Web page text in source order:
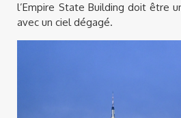
l’Empire State Building doit être
avec un ciel dégagé.